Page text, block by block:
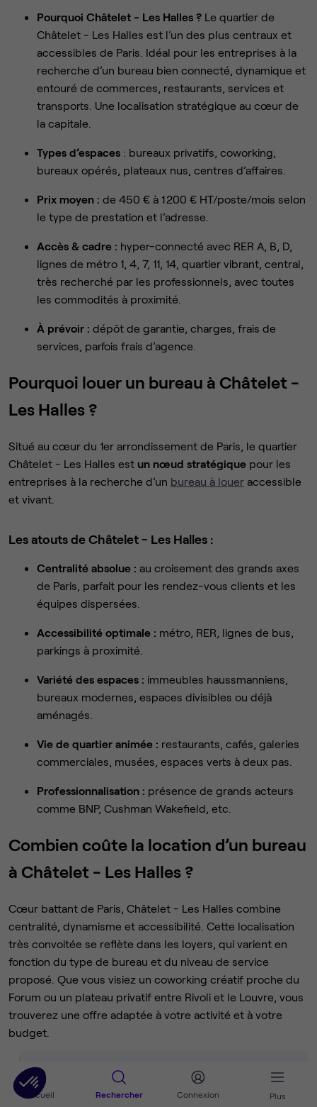
Accueil Rechercher Connexion Plus
Pourquoi Châtelet - Les Halles ? Le quartier de
Châtelet - Les Halles est l’un des plus centraux et
accessibles de Paris. Idéal pour les entreprises à la
recherche d’un bureau bien connecté, dynamique et
entouré de commerces, restaurants, services et
transports. Une localisation stratégique au cœur de
la capitale.
Types d’espaces : bureaux privatifs, coworking,
bureaux opérés, plateaux nus, centres d’affaires.
Prix moyen : de 450 € à 1 200 € HT/poste/mois selon
le type de prestation et l’adresse.
Accès & cadre : hyper-connecté avec RER A, B, D,
lignes de métro 1, 4, 7, 11, 14, quartier vibrant, central,
très recherché par les professionnels, avec toutes
les commodités à proximité.
À prévoir : dépôt de garantie, charges, frais de
services, parfois frais d’agence.
Pourquoi louer un bureau à Châtelet -
Les Halles ?
Situé au cœur du 1er arrondissement de Paris, le quartier
Châtelet - Les Halles est un nœud stratégique pour les
entreprises à la recherche d’un bureau à louer accessible
et vivant.
Les atouts de Châtelet - Les Halles :
Centralité absolue : au croisement des grands axes
de Paris, parfait pour les rendez-vous clients et les
équipes dispersées.
Accessibilité optimale : métro, RER, lignes de bus,
parkings à proximité.
Variété des espaces : immeubles haussmanniens,
bureaux modernes, espaces divisibles ou déjà
aménagés.
Vie de quartier animée : restaurants, cafés, galeries
commerciales, musées, espaces verts à deux pas.
Professionnalisation : présence de grands acteurs
comme BNP, Cushman Wakefield, etc.
Combien coûte la location d’un bureau
à Châtelet - Les Halles ?
Cœur battant de Paris, Châtelet - Les Halles combine
centralité, dynamisme et accessibilité. Cette localisation
très convoitée se reflète dans les loyers, qui varient en
fonction du type de bureau et du niveau de service
proposé. Que vous visiez un coworking créatif proche du
Forum ou un plateau privatif entre Rivoli et le Louvre, vous
trouverez une offre adaptée à votre activité et à votre
budget.
Type d’espace Prix moyen HT / poste / mois